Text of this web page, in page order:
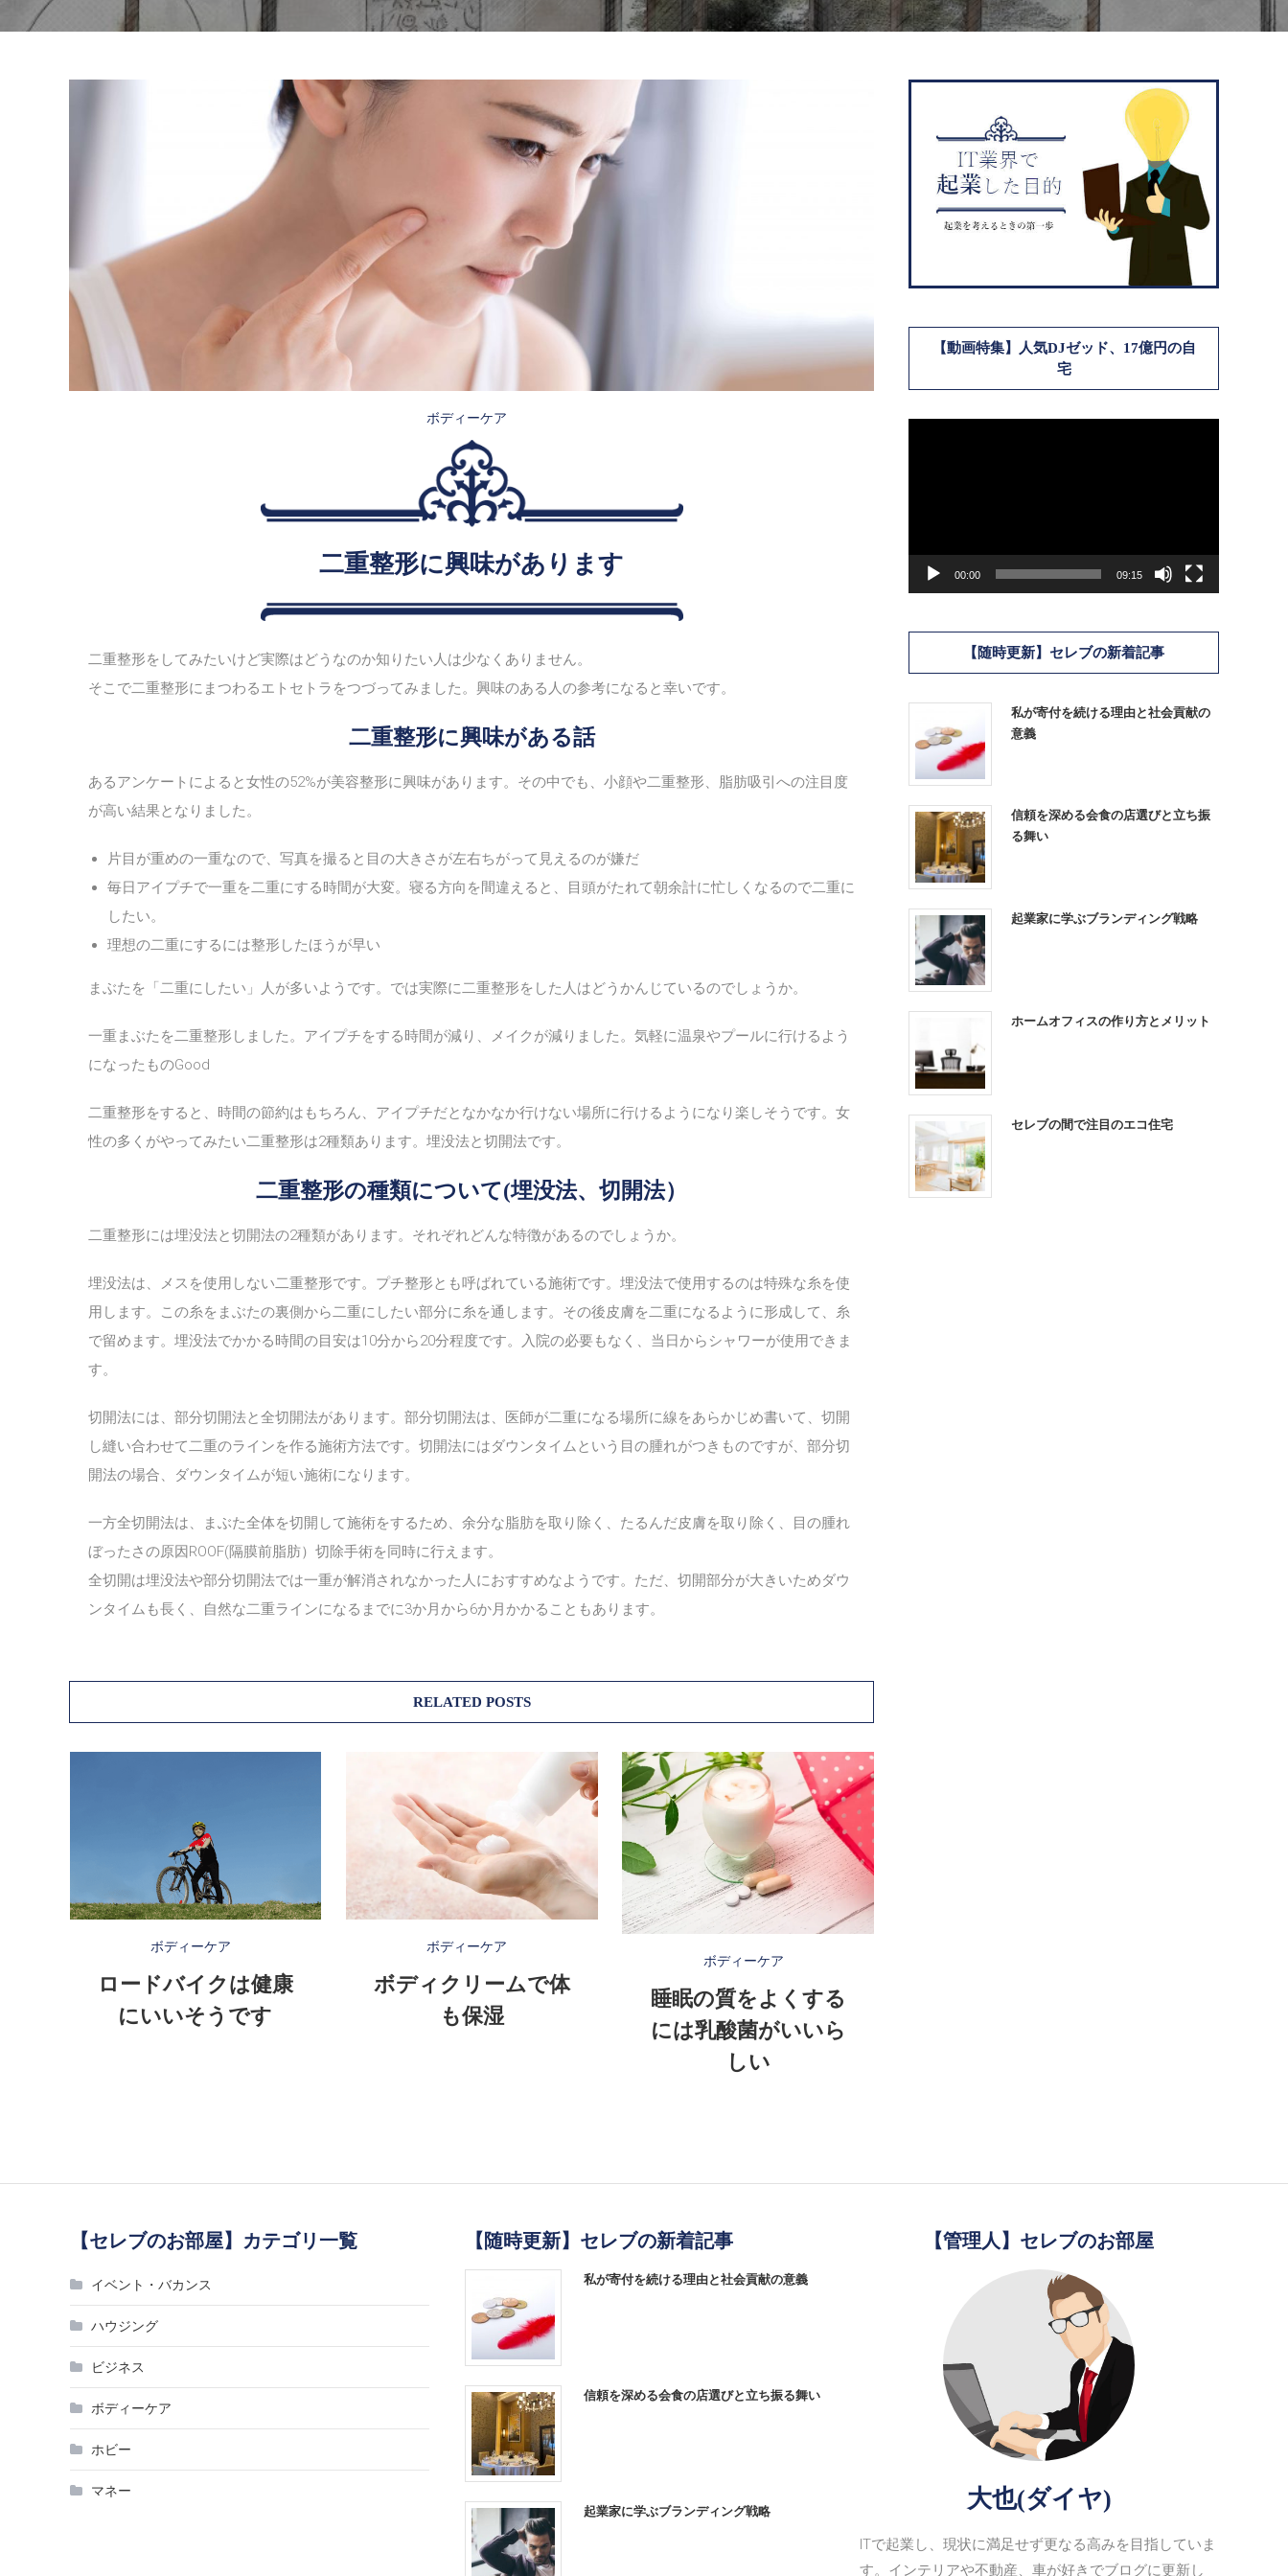
ボディーケア
二重整形に興味があります
二重整形をしてみたいけど実際はどうなのか知りたい人は少なくありません。
そこで二重整形にまつわるエトセトラをつづってみました。興味のある人の参考になると幸いです。
二重整形に興味がある話
あるアンケートによると女性の52%が美容整形に興味があります。その中でも、小顔や二重整形、脂肪吸引への注目度
が高い結果となりました。
片目が重めの一重なので、写真を撮ると目の大きさが左右ちがって見えるのが嫌だ
毎日アイプチで一重を二重にする時間が大変。寝る方向を間違えると、目頭がたれて朝余計に忙しくなるので二重に
したい。
理想の二重にするには整形したほうが早い
まぶたを「二重にしたい」人が多いようです。では実際に二重整形をした人はどうかんじているのでしょうか。
一重まぶたを二重整形しました。アイプチをする時間が減り、メイクが減りました。気軽に温泉やプールに行けるよう
になったものGood
二重整形をすると、時間の節約はもちろん、アイプチだとなかなか行けない場所に行けるようになり楽しそうです。女
性の多くがやってみたい二重整形は2種類あります。埋没法と切開法です。
二重整形の種類について(埋没法、切開法）
二重整形には埋没法と切開法の2種類があります。それぞれどんな特徴があるのでしょうか。
埋没法は、メスを使用しない二重整形です。プチ整形とも呼ばれている施術です。埋没法で使用するのは特殊な糸を使
用します。この糸をまぶたの裏側から二重にしたい部分に糸を通します。その後皮膚を二重になるように形成して、糸
で留めます。埋没法でかかる時間の目安は10分から20分程度です。入院の必要もなく、当日からシャワーが使用できま
す。
切開法には、部分切開法と全切開法があります。部分切開法は、医師が二重になる場所に線をあらかじめ書いて、切開
し縫い合わせて二重のラインを作る施術方法です。切開法にはダウンタイムという目の腫れがつきものですが、部分切
開法の場合、ダウンタイムが短い施術になります。
一方全切開法は、まぶた全体を切開して施術をするため、余分な脂肪を取り除く、たるんだ皮膚を取り除く、目の腫れ
ぼったさの原因ROOF(隔膜前脂肪）切除手術を同時に行えます。
全切開は埋没法や部分切開法では一重が解消されなかった人におすすめなようです。ただ、切開部分が大きいためダウ
ンタイムも長く、自然な二重ラインになるまでに3か月から6か月かかることもあります。
RELATED POSTS
ボディーケア
ロードバイクは健康
にいいそうです
ボディーケア
ボディクリームで体
も保湿
ボディーケア
睡眠の質をよくする
には乳酸菌がいいら
しい
【動画特集】人気DJゼッド、17億円の自
宅
ヤ
00:00 09:15
【随時更新】セレブの新着記事
私が寄付を続ける理由と社会貢献の
意義
信頼を深める会食の店選びと立ち振
る舞い
起業家に学ぶブランディング戦略
ホームオフィスの作り方とメリット
セレブの間で注目のエコ住宅
【セレブのお部屋】カテゴリ一覧
イベント・バカンス
ハウジング
ビジネス
ボディーケア
ホビー
マネー
【随時更新】セレブの新着記事
私が寄付を続ける理由と社会貢献の意義
信頼を深める会食の店選びと立ち振る舞い
起業家に学ぶブランディング戦略
【管理人】セレブのお部屋
大也(ダイヤ)
ITで起業し、現状に満足せず更なる高みを目指していま
す。インテリアや不動産、車が好きでブログに更新し